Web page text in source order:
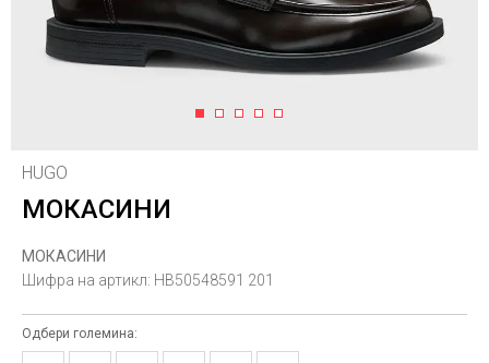
1 2 3 4 5
HUGO
МОКАСИНИ
МОКАСИНИ
Шифра на артикл: HB50548591 201
Одбери големина: